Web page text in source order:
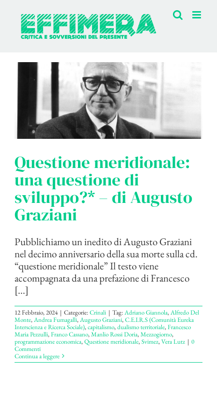
contenuto
Questione meridionale:
una questione di
sviluppo?* – di Augusto
Graziani
Pubblichiamo un inedito di Augusto Graziani
nel decimo anniversario della sua morte sulla cd.
“questione meridionale” Il testo viene
accompagnata da una prefazione di Francesco
[...]
12 Febbraio, 2024 | Categorie:Crinali | Tag:Adriano Giannola,Alfredo Del
Monte,Andrea Fumagalli,Augusto Graziani,C.E.I.R.S (Comunità Eureka
Interscienza e Ricerca Sociale),capitalismo,dualismo territoriale,Francesco
Maria Pezzulli,Franco Cassano,Manlio Rossi Doria,Mezzogiorno,
programmazione economica,Questione meridionale,Svimez,Vera Lutz | 0
Commenti
Continua a leggere